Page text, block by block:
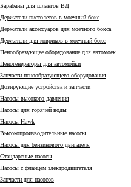
Барабаны для шлангов ВД
Держатели пистолетов в моечный бокс
Держатели аксессуаров для моечного бокса
Держатели для ковриков в моечный бокс
Пенообразующее оборудование для автомоек
Пеногенераторы для автомойки
Запчасти пенообразующего оборудования
Дозирующие устройства и запчасти
Насосы высокого давления
Насосы для горячей воды
Насосы Hawk
Высокопроизводительные насосы
Насосы для бензинового двигателя
Стандартные насосы
Насосы с фланцем электродвигателя
Запчасти для насосов